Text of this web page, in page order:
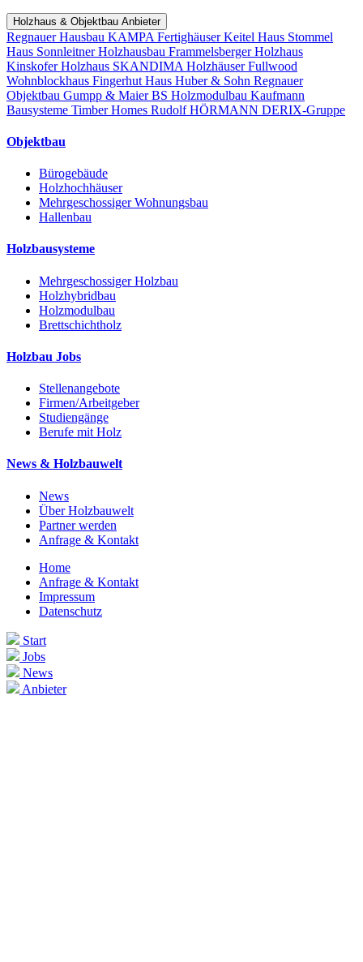
Holzhaus & Objektbau Anbieter
Regnauer Hausbau KAMPA FertighäuserKeitel Haus Stommel
Haus Sonnleitner Holzhausbau Frammelsberger Holzhaus
Kinskofer Holzhaus SKANDIMA HolzhäuserFullwood
Wohnblockhaus Fingerhut Haus Huber & Sohn Regnauer
Objektbau Gumpp & MaierBS Holzmodulbau Kaufmann
Bausysteme Timber Homes Rudolf HÖRMANN DERIX-Gruppe
Objektbau
Bürogebäude
Holzhochhäuser
Mehrgeschossiger Wohnungsbau
Hallenbau
Holzbausysteme
Mehrgeschossiger Holzbau
Holzhybridbau
Holzmodulbau
Brettschichtholz
Holzbau Jobs
Stellenangebote
Firmen/Arbeitgeber
Studiengänge
Berufe mit Holz
News & Holzbauwelt
News
Über Holzbauwelt
Partner werden
Anfrage & Kontakt
Home
Anfrage & Kontakt
Impressum
Datenschutz
Start
Jobs
News
Anbieter